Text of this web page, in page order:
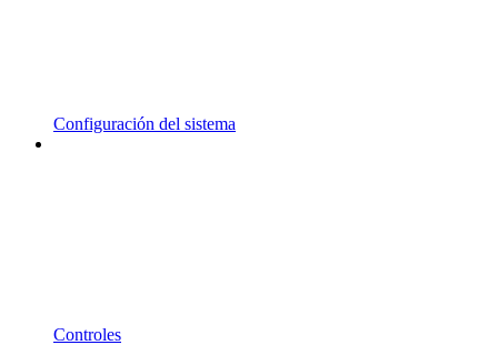
Configuración del sistema
Controles